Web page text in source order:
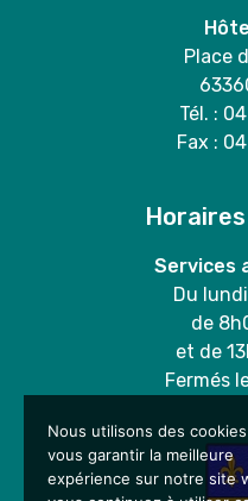
Place
Tél. :
Fax :
Services
Du
de
et de
Fermés
Nous utilisons des
vous garantir la meilleure
expérience sur notre site